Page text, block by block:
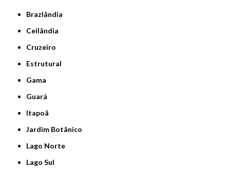
Brazlândia
Ceilândia
Cruzeiro
Estrutural
Gama
Guará
Itapoã
Jardim Botânico
Lago Norte
Lago Sul